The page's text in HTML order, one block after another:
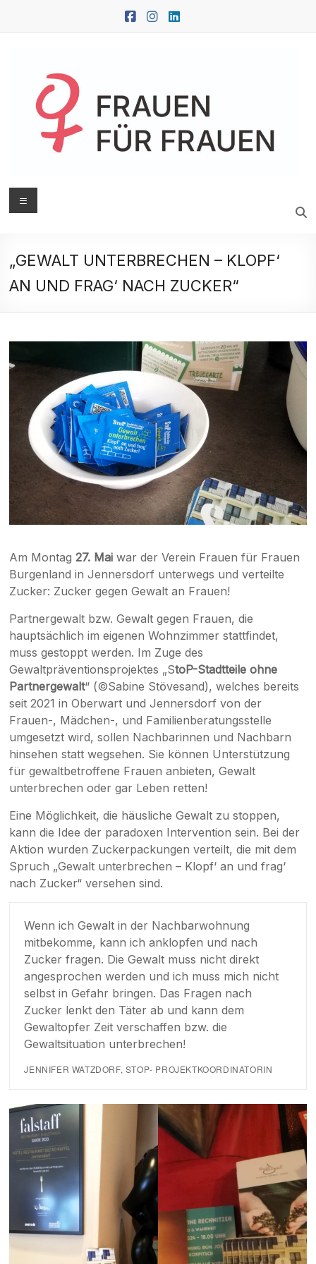
FRAUEN
FRAUEN
|
Jennersdorf
Menü
„GEWALT UNTERBRECHEN – KLOPF‘
AN UND FRAG‘ NACH ZUCKER“
Am Montag27. Maiwar der Verein Frauen für Frauen
Burgenland in Jennersdorf unterwegs und verteilte
Zucker: Zucker gegen Gewalt an Frauen!
Partnergewalt bzw. Gewalt gegen Frauen, die
hauptsächlich im eigenen Wohnzimmer stattfindet,
muss gestoppt werden. Im Zuge des
Gewaltpräventionsprojektes „StoP-Stadtteile ohne
Partnergewalt“ (©Sabine Stövesand), welches bereits
seit 2021 in Oberwart und Jennersdorf von der
Frauen-, Mädchen-, und Familienberatungsstelle
umgesetzt wird, sollen Nachbarinnen und Nachbarn
hinsehen statt wegsehen. Sie können Unterstützung
für gewaltbetroffene Frauen anbieten, Gewalt
unterbrechen oder gar Leben retten!
Eine Möglichkeit, die häusliche Gewalt zu stoppen,
kann die Idee der paradoxen Intervention sein. Bei der
Aktion wurden Zuckerpackungen verteilt, die mit dem
Spruch „Gewalt unterbrechen – Klopf‘ an und frag‘
nach Zucker“ versehen sind.
Wenn ich Gewalt in der Nachbarwohnung
mitbekomme, kann ich anklopfen und nach
Zucker fragen. Die Gewalt muss nicht direkt
angesprochen werden und ich muss mich nicht
selbst in Gefahr bringen. Das Fragen nach
Zucker lenkt den Täter ab und kann dem
Gewaltopfer Zeit verschaffen bzw. die
Gewaltsituation unterbrechen!
JENNIFER WATZDORF, STOP- PROJEKTKOORDINATORIN